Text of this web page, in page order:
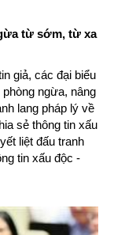
từ sớm, từ xa
giả, các đại biểu
ngừa, nâng
lang pháp lý về
sẻ thông tin xấu
liệt đấu tranh
tin xấu độc -